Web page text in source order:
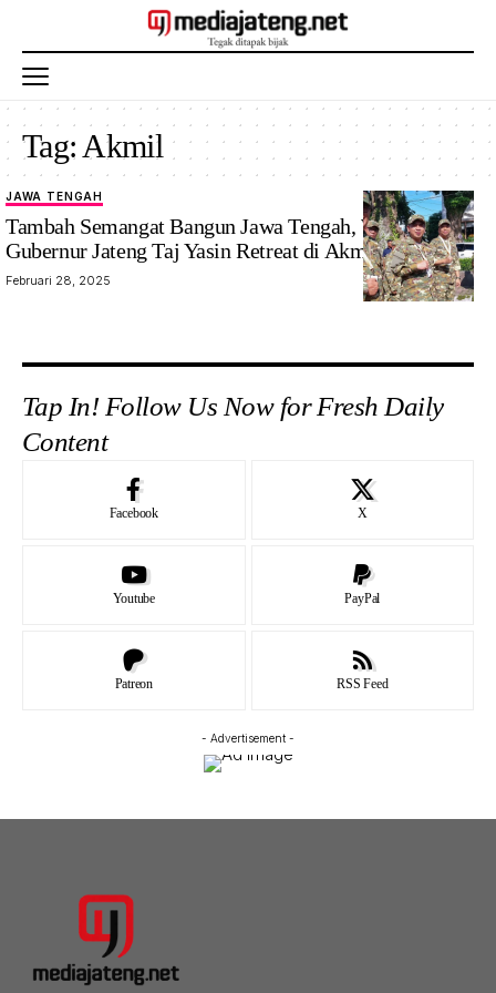
Tag: Akmil
JAWA TENGAH
Tambah Semangat Bangun Jawa Tengah, Wakil
Gubernur Jateng Taj Yasin Retreat di Akmil Magelang
Februari 28, 2025
Tap In! Follow Us Now for Fresh Daily
Content
Facebook X
Youtube PayPal
Patreon RSS Feed
- Advertisement -